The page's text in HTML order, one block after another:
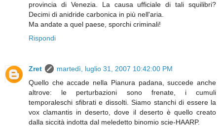
provincia di Venezia. La causa ufficiale di tali squilibri?
Decimi di anidride carbonica in più nell'aria.
Ma andate a quel paese, sporchi criminali!
Rispondi
Zret
martedì, luglio 31, 2007 10:42:00 PM
Quello che accade nella Pianura padana, succede anche
altrove: le perturbazioni sono frenate, i cumuli
temporaleschi sfibrati e dissolti. Siamo stanchi di essere la
vox clamantis in deserto, dove il deserto è quello creato
dalla siccità indotta dal meledetto binomio scie-HAARP.